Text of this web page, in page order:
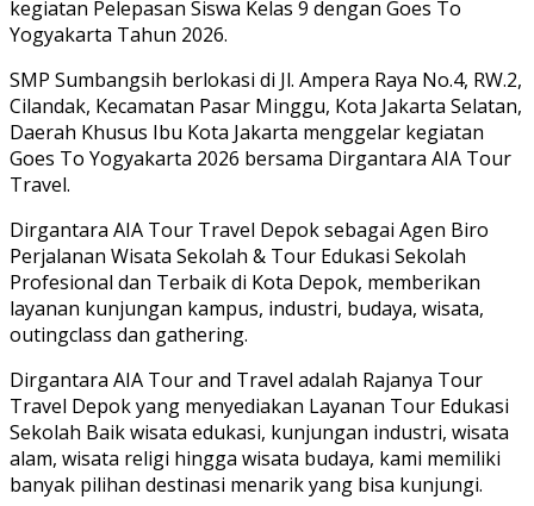
kegiatan Pelepasan Siswa Kelas 9 dengan Goes To
Yogyakarta Tahun 2026.
SMP Sumbangsih berlokasi di Jl. Ampera Raya No.4, RW.2,
Cilandak, Kecamatan Pasar Minggu, Kota Jakarta Selatan,
Daerah Khusus Ibu Kota Jakarta menggelar kegiatan
Goes To Yogyakarta 2026 bersama Dirgantara AIA Tour
Travel.
Dirgantara AIA Tour Travel Depok sebagai Agen Biro
Perjalanan Wisata Sekolah & Tour Edukasi Sekolah
Profesional dan Terbaik di Kota Depok, memberikan
layanan kunjungan kampus, industri, budaya, wisata,
outingclass dan gathering.
Dirgantara AIA Tour and Travel adalah Rajanya Tour
Travel Depok yang menyediakan Layanan Tour Edukasi
Sekolah Baik wisata edukasi, kunjungan industri, wisata
alam, wisata religi hingga wisata budaya, kami memiliki
banyak pilihan destinasi menarik yang bisa kunjungi.